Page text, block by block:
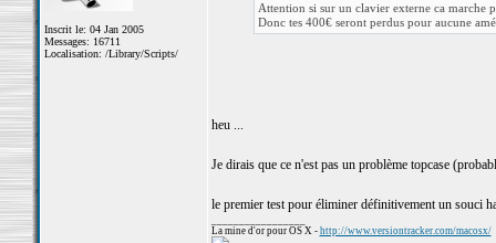
Inscrit le: 04 Jan 2005
Messages: 16711
Localisation: /Library/Scripts/
Attention si sur un clavier externe ca marche
Donc tes 400€ seront perdus pour aucune
heu ...
Je dirais que ce n'est pas un problème topcase
le premier test pour éliminer définitivement un souci
La mine d'or pour OS X - http://www.versiontracker.com/macosx/